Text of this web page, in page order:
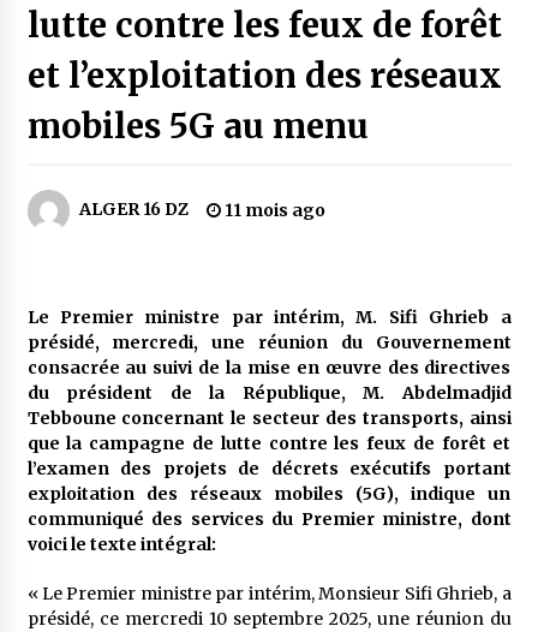
service de bornes automatiques
3 jours ago
pharmacies désormais possible pour les
ayants droit
La Gendarmerie nationale lance ses comptes
Droit de change : Le CPA lance une carte VISA
dédiée aux voyages à l’étranger
1 semaine ago
En service à partir du 1er août prochain :
Lancement de la plateforme numérique dédiée
à l’importation
1 semaine ago
Affaires religieuses : Ouverture des
meilleur prêche du vendredi
2 semaines ago
lutte contre les feux de forêt
et l’exploitation des réseaux
mobiles 5G au menu
ALGER 16 DZ 11 mois ago
Le Premier ministre par intérim, M. Sifi Ghrieb a
présidé, mercredi, une réunion du Gouvernement
consacrée au suivi de la mise en œuvre des directives
du président de la République, M. Abdelmadjid
Tebboune concernant le secteur des transports, ainsi
que la campagne de lutte contre les feux de forêt et
l’examen des projets de décrets exécutifs portant
exploitation des réseaux mobiles (5G), indique un
communiqué des services du Premier ministre, dont
voici le texte intégral:
« Le Premier ministre par intérim, Monsieur Sifi Ghrieb, a
présidé, ce mercredi 10 septembre 2025, une réunion du